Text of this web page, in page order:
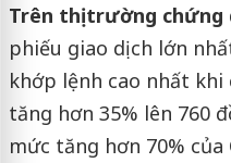
Trên thị trường chứng
phiếu giao dịch lớn
khớp lệnh cao nhất khi
tăng hơn 35% lên 760
mức tăng hơn 70% của